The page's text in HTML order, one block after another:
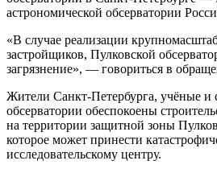
астрономической обсерватории
«В случае реализации
застройщиков, Пулковской
загрязнение», — говориться в
Жители Санкт-Петербурга, учёные и
обсерватории обеспокоены
на территории защитной зоны
которое может принести
исследовательскому центру.